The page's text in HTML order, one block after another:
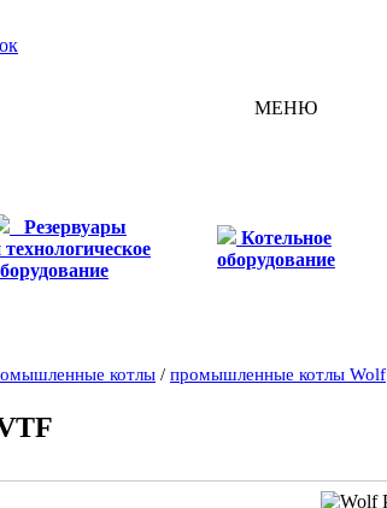
МЕНЮ
Резервуары
технологическое
Котельное
оборудование
котлы / промышленные котлы Wolf